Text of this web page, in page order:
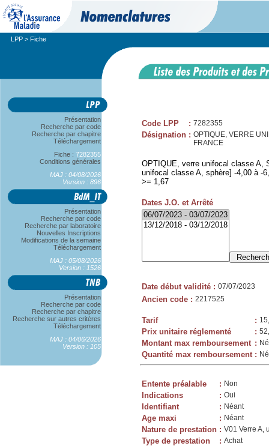
LPP > Fiche
Présentation
Recherche par code
Recherche par chapitre
Téléchargement
Fiche : 7282355
Conditions générales
MAJ : 04/08/2026
Version : 896
Présentation
Recherche par code
Recherche par laboratoire
Nouvelles Inscriptions
Modifications de la semaine
Téléchargement
MAJ : 05/08/2026
Version : 1526
Présentation
Recherche par code
Recherche par chapitre
Recherche sur autres critères
Téléchargement
MAJ : 04/06/2026
Version : 105
Code LPP : 7282355
Désignation : OPTIQUE, VERRE
FRANCE
OPTIQUE, verre unifocal classe A,
unifocal classe A, sphère] -4,00 à -
>= 1,67
Dates J.O. et Arrêté
Date début validité : 07/07/2023
Ancien code : 2217525
Tarif :
Prix unitaire réglementé :
Montant max remboursement :
Quantité max remboursement :
Entente préalable : Non
Indications : Oui
Identifiant : Néant
Age maxi : Néant
Nature de prestation : V01 Verre A,
Type de prestation : Achat